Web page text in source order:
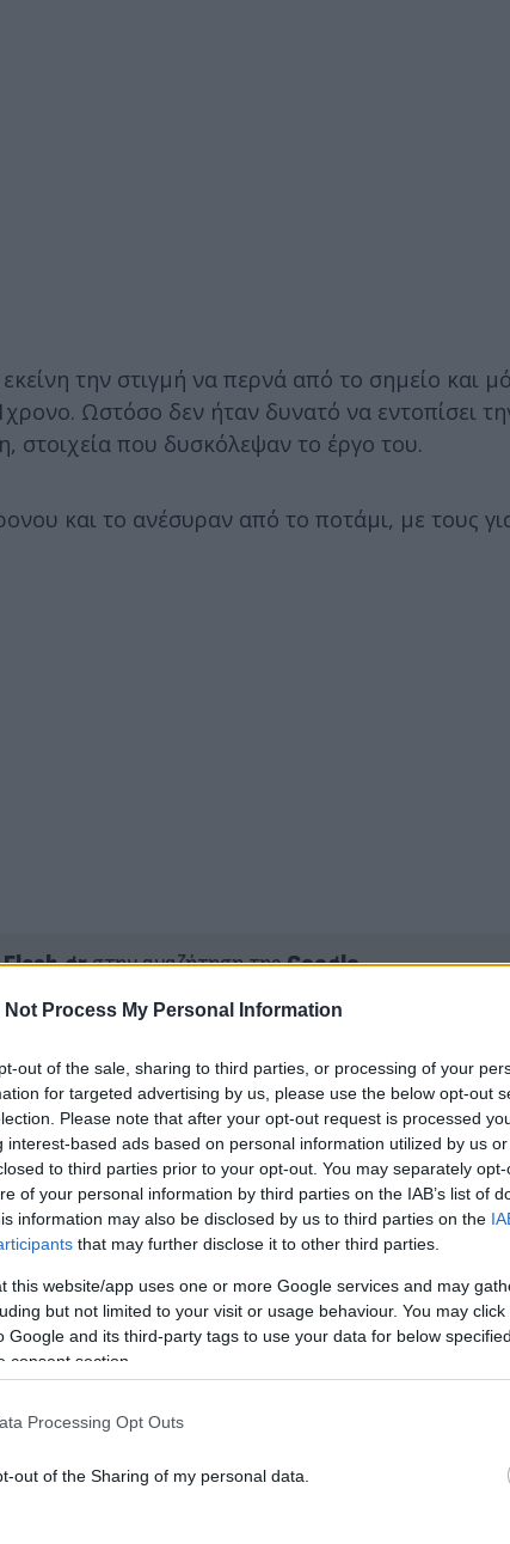
Not Process My Personal Information
out of the sale, sharing to third parties, or processing of your
for targeted advertising by us, please use the below opt-out
Please note that after your opt-out request is processed
interest-based ads based on personal information utilized by us
to third parties prior to your opt-out. You may separately
of your personal information by third parties on the IAB’s list of
information may also be disclosed by us to third parties on the
that may further disclose it to other third parties.
this website/app uses one or more Google services and may
but not limited to your visit or usage behaviour. You may
Google and its third-party tags to use your data for below
consent section.
Processing Opt Outs
out of the Sharing of my personal data.
την στιγμή να περνά από το σημείο και
Ωστόσο δεν ήταν δυνατό να εντοπίσει
στοιχεία που δυσκόλεψαν το έργο του.
και το ανέσυραν από το ποτάμι, με τους
Flash.grστην αναζήτηση τηςGoogle